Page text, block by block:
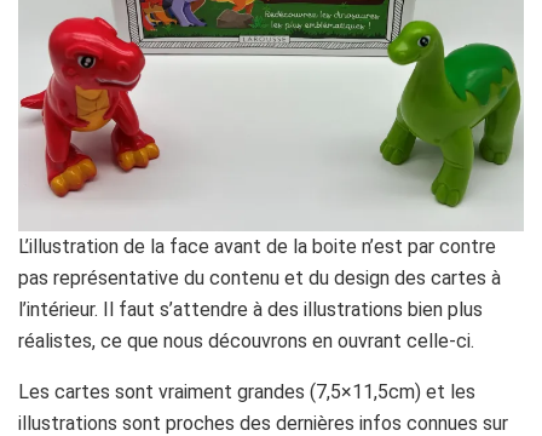
L’illustration de la face avant de la boite n’est par contre
pas représentative du contenu et du design des cartes à
l’intérieur. Il faut s’attendre à des illustrations bien plus
réalistes, ce que nous découvrons en ouvrant celle-ci.
Les cartes sont vraiment grandes (7,5×11,5cm) et les
illustrations sont proches des dernières infos connues sur